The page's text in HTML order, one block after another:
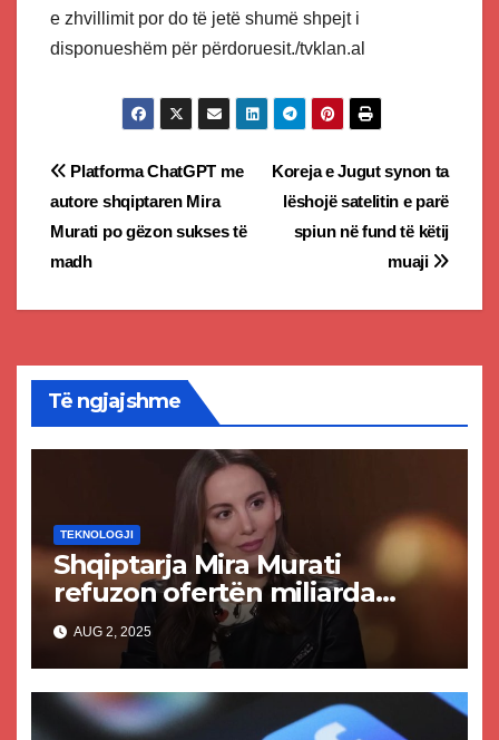
e zhvillimit por do të jetë shumë shpejt i
disponueshëm për përdoruesit./tvklan.al
Post
navigation
Koreja e Jugut synon ta
lëshojë satelitin e parë
spiun në fund të këtij
muaji
Platforma ChatGPT me
autore shqiptaren Mira
Murati po gëzon sukses të
madh
Të ngjajshme
TEKNOLOGJI
Shqiptarja Mira Murati
refuzon ofertën miliarda
dollarë nga Zuckerbergu i
Meta
AUG 2, 2025